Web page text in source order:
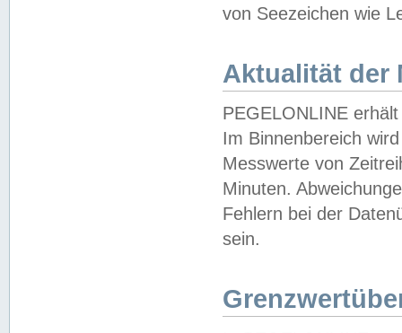
von Seezeichen wie
Aktualität der
PEGELONLINE
Im Binnenbereich
Messwerte von
Minuten.
Fehlern bei der
sein.